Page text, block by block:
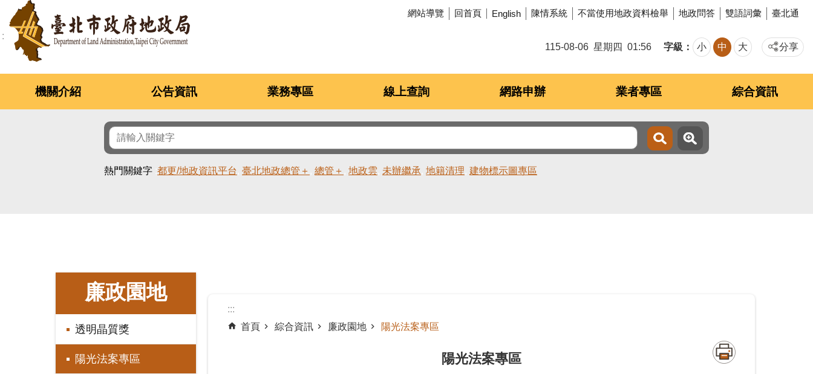
跳到主要內容區塊 網站導覽 回首頁 English 陳情系統 不當使用地政資料檢舉 地政問答 雙語詞彙 臺北通
115-08-06 星期四 01:56 字級 小 中 大 分享
機關介紹 公告資訊 業務專區 線上查詢 網路申辦 業者專區 綜合資訊
熱門關鍵字 都更/地政資訊平台 臺北地政總管＋ 總管＋ 地政雲 未辦繼承 地籍清理 建物標示圖專區
廉政園地
透明晶質獎
陽光法案專區
:::
首頁
綜合資訊 廉政園地 陽光法案專區
陽光法案專區